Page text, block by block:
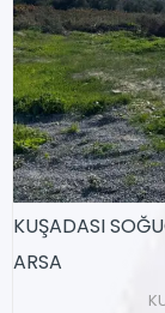
KUŞADASI
ARSA